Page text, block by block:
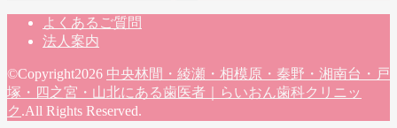
よくあるご質問
法人案内
©Copyright2026 中央林間・綾瀬・相模原・秦野・湘南台・戸
塚・四之宮・山北にある歯医者｜らいおん歯科クリニッ
ク .All Rights Reserved.